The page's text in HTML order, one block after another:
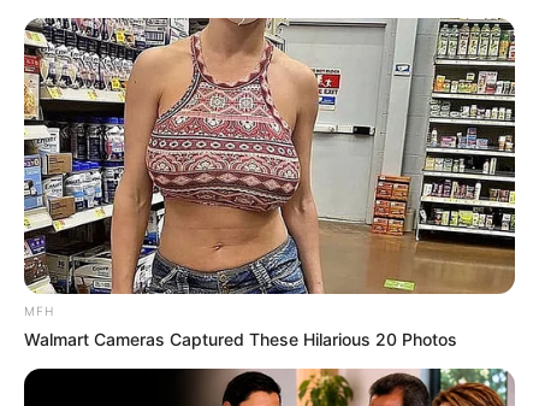
หากชีวิตติดขัดแนะนำให้แก้เคล็ดด้วยการทำบุญกับ
โรงพยาบาล หรือกับคนที่มีปัญหาทางจิต อานิสงส์จะ
ช่วยให้ชีวิตราบรื่นขึ้น
คนเกิดวันพฤหัสบดี
ควรเสริมดวงด้วยการนำเงิน 7 บาทไปบริจาคช่วย
เหลือขอทานเพศชาย อานิสงส์จะช่วยส่งเสริม และ
ช่วยเหลือให้ชีวิตพบเจอแต่เรื่องดีดี
คนเกิดวันศุกร์
MFH
Walmart Cameras Captured These Hilarious 20 Photos